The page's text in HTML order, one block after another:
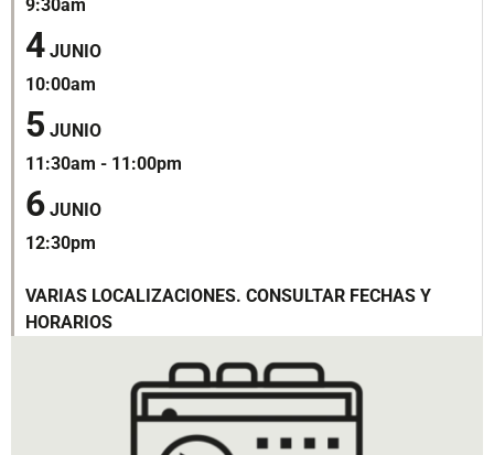
9:30am
4 JUNIO
10:00am
5 JUNIO
11:30am - 11:00pm
6 JUNIO
12:30pm
VARIAS LOCALIZACIONES. CONSULTAR FECHAS Y
HORARIOS